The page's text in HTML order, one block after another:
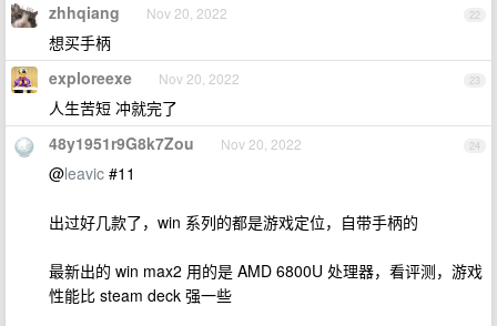
22
zhhqiang Nov 20, 2022
想买手柄
23
exploreexe Nov 20, 2022
人生苦短 冲就完了
24
48y1951r9G8k7Zou Nov 20, 2022
@leavic #11
出过好几款了，win 系列的都是游戏定位，自带手柄的
最新出的 win max2 用的是 AMD 6800U 处理器，看评测，游戏
性能比 steam deck 强一些